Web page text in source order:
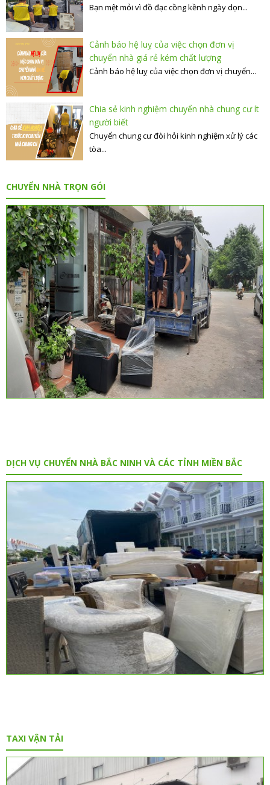
Bạn mệt mỏi vì đồ đạc cồng kềnh ngày dọn...
Cảnh báo hệ luỵ của việc chọn đơn vị
chuyển nhà giá rẻ kém chất lượng
Cảnh báo hệ luỵ của việc chọn đơn vị chuyển...
Chia sẻ kinh nghiệm chuyển nhà chung cư ít
người biết
Chuyển chung cư đòi hỏi kinh nghiệm xử lý các
tòa...
CHUYỂN NHÀ TRỌN GÓI
DỊCH VỤ CHUYỂN NHÀ BẮC NINH VÀ CÁC TỈNH MIỀN BẮC
TAXI VẬN TẢI